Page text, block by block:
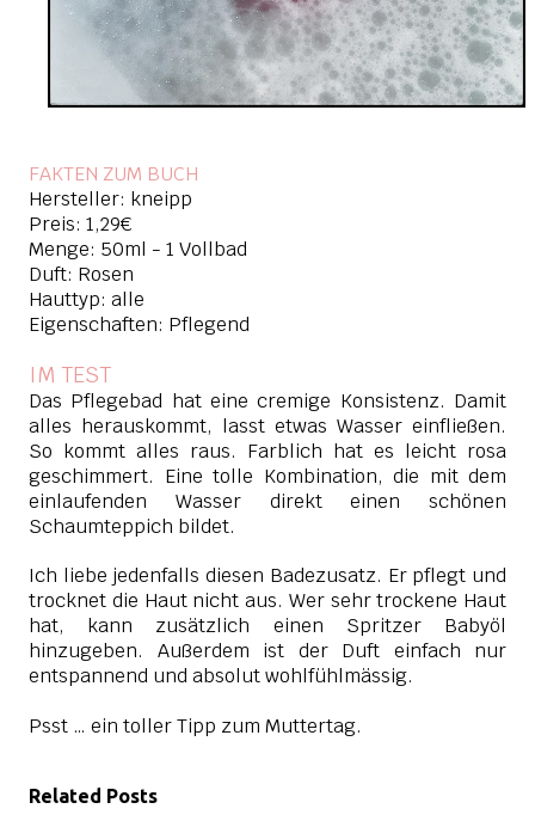
FAKTEN ZUM BUCH
Hersteller: kneipp
Preis: 1,29€
Menge: 50ml - 1 Vollbad
Duft: Rosen
Hauttyp: alle
Eigenschaften: Pflegend
IM TEST
Das Pflegebad hat eine cremige Konsistenz. Damit
alles herauskommt, lasst etwas Wasser einfließen.
So kommt alles raus. Farblich hat es leicht rosa
geschimmert. Eine tolle Kombination, die mit dem
einlaufenden Wasser direkt einen schönen
Schaumteppich bildet.
Ich liebe jedenfalls diesen Badezusatz. Er pflegt und
trocknet die Haut nicht aus. Wer sehr trockene Haut
hat, kann zusätzlich einen Spritzer Babyöl
hinzugeben. Außerdem ist der Duft einfach nur
entspannend und absolut wohlfühlmässig.
Psst … ein toller Tipp zum Muttertag.
Related Posts